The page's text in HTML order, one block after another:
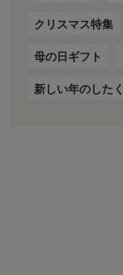
クリスマス特集
母の日ギフト
新しい年のしたく